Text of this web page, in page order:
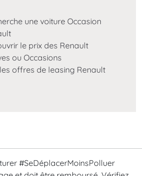
une voiture Occasion
le prix des Renault
ou Occasions
offres de leasing Renault
#SeDéplacerMoinsPolluer